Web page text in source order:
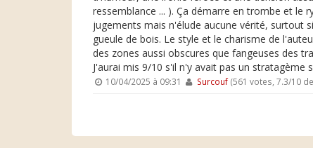
ressemblance ... ). Ça démarre en trombe et le
jugements mais n'élude aucune vérité, surtout
gueule de bois. Le style et le charisme de
des zones aussi obscures que fangeuses des
J'aurai mis 9/10 s'il n'y avait pas un stratagème
10/04/2025 à 09:31 Surcouf(561 votes, 7.3/10